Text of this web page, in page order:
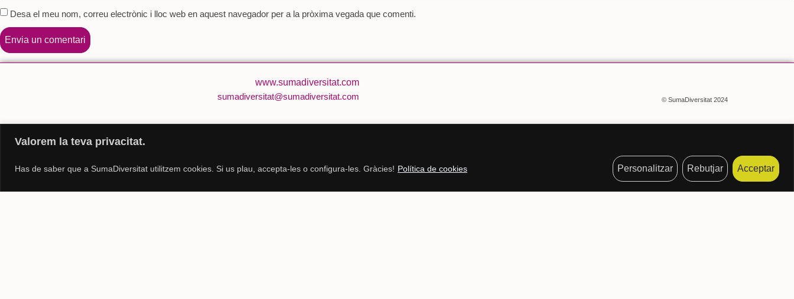
Valorem la teva privacitat.
Has de saber que a SumaDiversitat utilitzem cookies. Si us plau, accepta-les o configura-les. Gràcies! Política de cookies Personalitzar Rebutjar Acceptar
Desa el meu nom, correu electrònic i lloc web en aquest navegador per a la pròxima vegada que comenti.
www.sumadiversitat.com
sumadiversitat@sumadiversitat.com
© SumaDiversitat 2024